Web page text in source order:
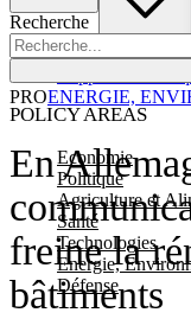
Recherche
POLICY AREAS
Economie
Politique
Agriculture et
Santé
Technologies
Energie,
Défense
En
freine la
bâtiments
PROENERGIE,